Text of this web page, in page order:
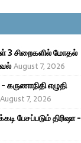
3 சிறைகளில் மோதல்
August 7, 2026
எழுதி
August 7, 2026
பேசப்படும் திரிஷா -